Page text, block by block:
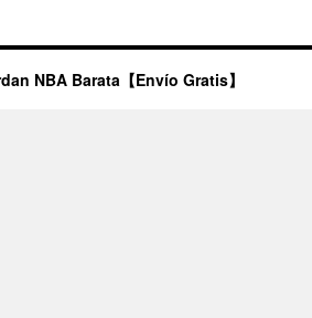
NBA Barata【Envío Gratis】